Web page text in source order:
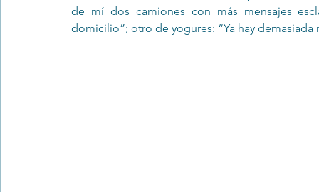
de mí dos camiones con más mensajes
domicilio”; otro de yogures: “Ya hay